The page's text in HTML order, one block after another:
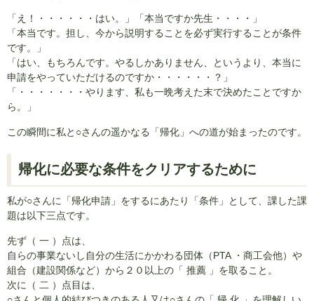
「え！・・・・・・はい。」「本当ですか先生・・・・」
「本当です。担し、今から説明することを必ず実行することが条件
です。」
「はい、もちろんです。やるしかありません、というより、本当に
申請をやっていただけるのですか・・・・・・？」
「・・・・・・・やります、私も一晩考えた末で決めたことですか
ら。」
この瞬間に私と○さんの遥かなる「帰化」への道が始まったのです。
帰化に必要な条件をクリアするために
私が○さんに「帰化申請」をするにあたり「条件」として、課した課
題は以下三点です。
先ず（ 一 ）点は、
自らの事業ないし自分の生活にかかわる団体（PTA ・商工会他）や
組合（建設関係など）から２０以上の「 推薦 」を取ること。
次に（ 二 ）点目は、